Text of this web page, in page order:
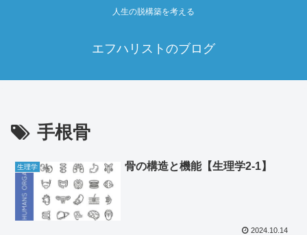
人生の脱構築を考える
エフハリストのブログ
手根骨
生理学 骨の構造と機能【生理学2‐1】
2024.10.14